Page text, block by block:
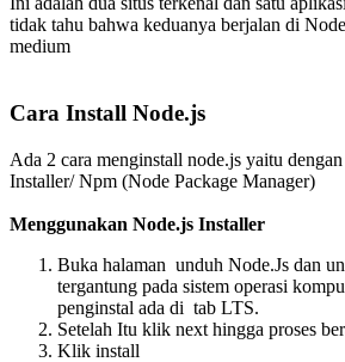
tidak tahu bahwa keduanya berjalan di
medium
Cara Install Node.js
Ada 2 cara menginstall node.js yaitu
Installer/ Npm (Node Package Manager)
Menggunakan Node.js Installer
Buka halaman unduh Node.Js dan
tergantung pada sistem operasi
penginstal ada di tab LTS.
Setelah Itu klik next hingga proses
Klik install